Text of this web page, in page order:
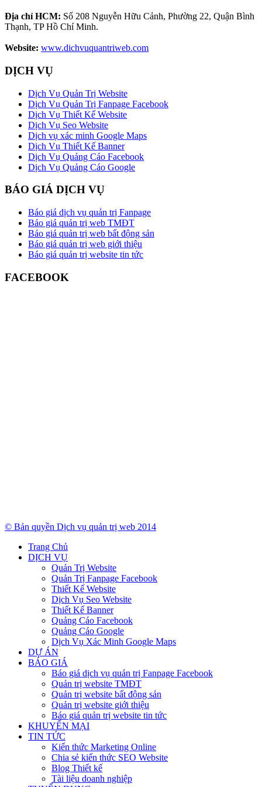
Địa chỉ HCM: Số 208 Nguyễn Hữu Cảnh, Phường 22, Quận Bình
Thạnh, TP Hồ Chí Minh.
Website: www.dichvuquantriweb.com
DỊCH VỤ
Dịch Vụ Quản Trị Website
Dịch Vụ Quản Trị Fanpage Facebook
Dịch Vụ Thiết Kế Website
Dịch Vụ Seo Website
Dịch vụ xác minh Google Maps
Dịch Vụ Thiết Kế Banner
Dịch Vụ Quảng Cáo Facebook
Dịch Vụ Quảng Cáo Google
BÁO GIÁ DỊCH VỤ
Báo giá dịch vụ quản trị Fanpage
Báo giá quản trị web TMĐT
Báo giá quản trị web bất động sản
Báo giá quản trị web giới thiệu
Báo giá quản trị website tin tức
FACEBOOK
© Bản quyền Dịch vụ quản trị web 2014
Trang Chủ
DỊCH VỤ
Quản Trị Website
Quản Trị Fanpage Facebook
Thiết Kế Website
Dịch Vụ Seo Website
Thiết Kế Banner
Quảng Cáo Facebook
Quảng Cáo Google
Dịch Vụ Xác Minh Google Maps
DỰ ÁN
BÁO GIÁ
Báo giá dịch vụ quản trị Fanpage Facebook
Quản trị website TMĐT
Quản trị website bất động sản
Quản trị website giới thiệu
Báo giá quản trị website tin tức
KHUYẾN MẠI
TIN TỨC
Kiến thức Marketing Online
Chia sẻ kiến thức SEO Website
Blog Thiết kế
Tài liệu doanh nghiệp